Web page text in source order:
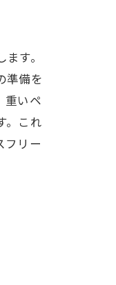
す。
準備を
重いペ
。これ
フリー